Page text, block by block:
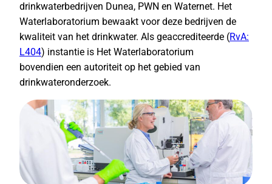
drinkwaterbedrijven Dunea, PWN en Waternet. Het
Waterlaboratorium bewaakt voor deze bedrijven de
kwaliteit van het drinkwater. Als geaccrediteerde (RvA:
L404) instantie is Het Waterlaboratorium
bovendien een autoriteit op het gebied van
drinkwateronderzoek.